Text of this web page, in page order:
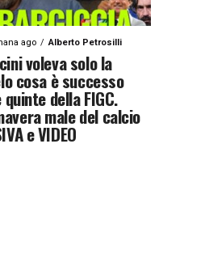
ago Alberto Petrosilli
voleva solo la
cosa è successo
della FIGC.
male del calcio
e VIDEO